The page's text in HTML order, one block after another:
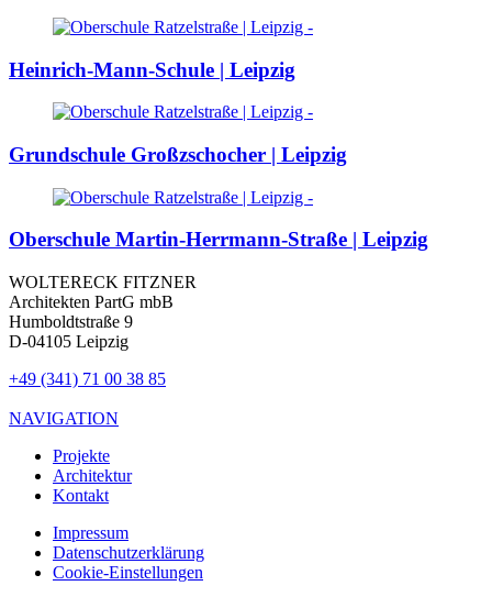
Heinrich-Mann-Schule | Leipzig
Grundschule Großzschocher | Leipzig
Oberschule Martin-Herrmann-Straße | Leipzig
WOLTERECK FITZNER
Architekten PartG mbB
Humboldtstraße 9
D-04105 Leipzig
+49 (341) 71 00 38 85
NAVIGATION
Projekte
Architektur
Kontakt
Impressum
Datenschutzerklärung
Cookie-Einstellungen